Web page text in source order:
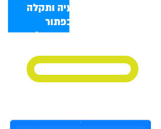
לתמיכה לכל בעיה ותקלה
לחצו על הכפתור
אנחנו מתחברים מיד !